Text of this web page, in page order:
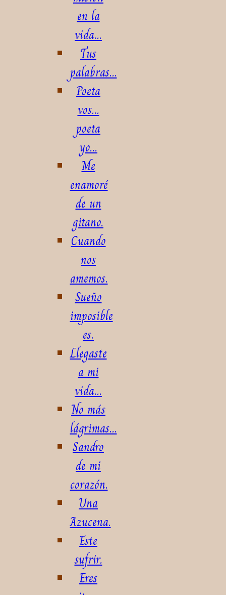
en la
vida...
Tus
palabras...
Poeta
vos...
poeta
yo...
Me
enamoré
de un
gitano.
Cuando
nos
amemos.
Sueño
imposible
es.
Llegaste
a mi
vida...
No más
lágrimas...
Sandro
de mi
corazón.
Una
Azucena.
Este
sufrir.
Eres